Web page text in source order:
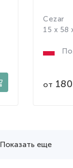
Cezar
15 x 58
от 180
Показать еще